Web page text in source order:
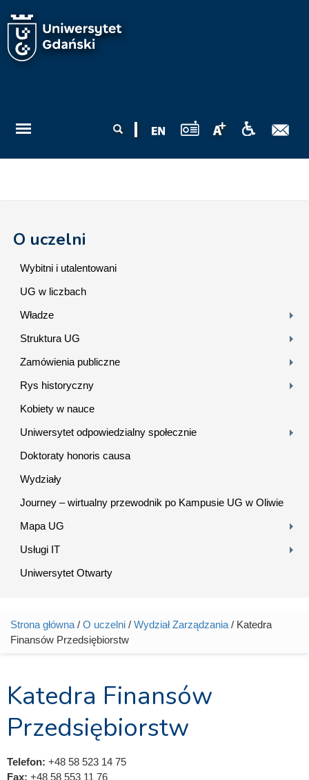
wyszukiwania
O uczelni
Wybitni i utalentowani
UG w liczbach
Władze
Struktura UG
Zamówienia publiczne
Rys historyczny
Kobiety w nauce
Uniwersytet odpowiedzialny społecznie
Doktoraty honoris causa
Wydziały
Journey – wirtualny przewodnik po Kampusie UG w Oliwie
Mapa UG
Usługi IT
Uniwersytet Otwarty
Jesteś tutaj
Strona główna / O uczelni / Wydział Zarządzania / Katedra
Finansów Przedsiębiorstw
Katedra Finansów
Przedsiębiorstw
Telefon: +48 58 523 14 75
Fax: +48 58 553 11 76